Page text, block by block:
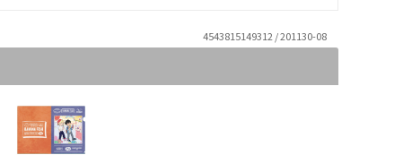
4543815149312 / 201130-08